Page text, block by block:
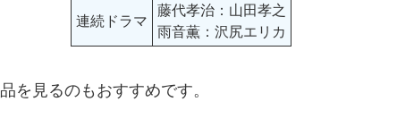
連続ドラマ
藤代孝治：山田孝之
雨音薫：沢尻エリカ
を見るのもおすすめです。